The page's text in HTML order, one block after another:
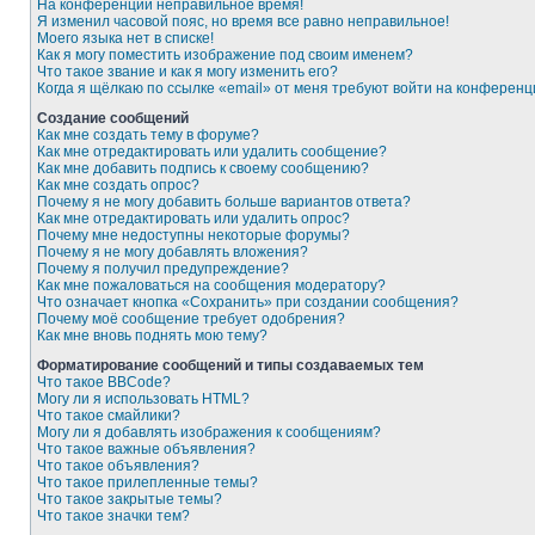
На конференции неправильное время!
Я изменил часовой пояс, но время все равно неправильное!
Моего языка нет в списке!
Как я могу поместить изображение под своим именем?
Что такое звание и как я могу изменить его?
Когда я щёлкаю по ссылке «email» от меня требуют войти на
Создание сообщений
Как мне создать тему в форуме?
Как мне отредактировать или удалить сообщение?
Как мне добавить подпись к своему сообщению?
Как мне создать опрос?
Почему я не могу добавить больше вариантов ответа?
Как мне отредактировать или удалить опрос?
Почему мне недоступны некоторые форумы?
Почему я не могу добавлять вложения?
Почему я получил предупреждение?
Как мне пожаловаться на сообщения модератору?
Что означает кнопка «Сохранить» при создании сообщения?
Почему моё сообщение требует одобрения?
Как мне вновь поднять мою тему?
Форматирование сообщений и типы создаваемых тем
Что такое BBCode?
Могу ли я использовать HTML?
Что такое смайлики?
Могу ли я добавлять изображения к сообщениям?
Что такое важные объявления?
Что такое объявления?
Что такое прилепленные темы?
Что такое закрытые темы?
Что такое значки тем?